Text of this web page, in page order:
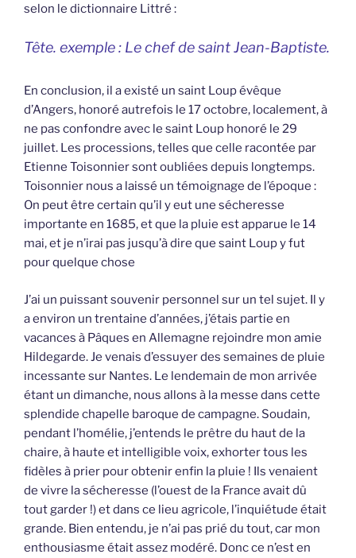
selon le dictionnaire Littré :
Tête. exemple : Le chef de saint Jean-Baptiste.
En conclusion, il a existé un saint Loup évêque
d’Angers, honoré autrefois le 17 octobre, localement, à
ne pas confondre avec le saint Loup honoré le 29
juillet. Les processions, telles que celle racontée par
Etienne Toisonnier sont oubliées depuis longtemps.
Toisonnier nous a laissé un témoignage de l’époque :
On peut être certain qu’il y eut une sécheresse
importante en 1685, et que la pluie est apparue le 14
mai, et je n’irai pas jusqu’à dire que saint Loup y fut
pour quelque chose
J’ai un puissant souvenir personnel sur un tel sujet. Il y
a environ un trentaine d’années, j’étais partie en
vacances à Pâques en Allemagne rejoindre mon amie
Hildegarde. Je venais d’essuyer des semaines de pluie
incessante sur Nantes. Le lendemain de mon arrivée
étant un dimanche, nous allons à la messe dans cette
splendide chapelle baroque de campagne. Soudain,
pendant l’homélie, j’entends le prêtre du haut de la
chaire, à haute et intelligible voix, exhorter tous les
fidèles à prier pour obtenir enfin la pluie ! Ils venaient
de vivre la sécheresse (l’ouest de la France avait dû
tout garder !) et dans ce lieu agricole, l’inquiétude était
grande. Bien entendu, je n’ai pas prié du tout, car mon
enthousiasme était assez modéré. Donc ce n’est en